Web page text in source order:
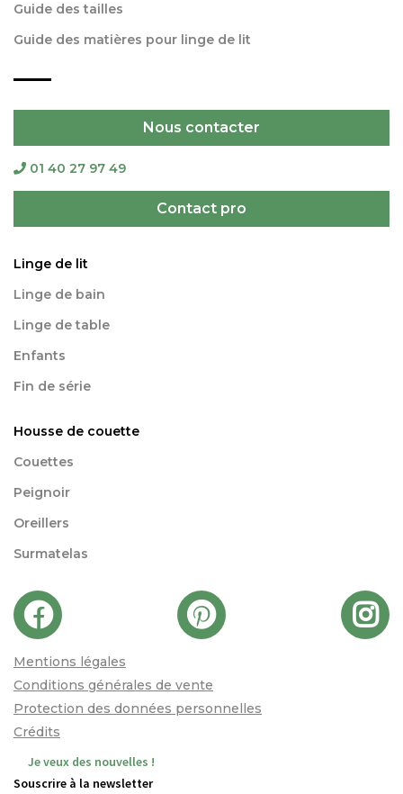
Guide des tailles
Guide des matières pour linge de lit
Nous contacter
01 40 27 97 49
Contact pro
Linge de lit
Linge de bain
Linge de table
Enfants
Fin de série
Housse de couette
Couettes
Peignoir
Oreillers
Surmatelas
Mentions légales
Conditions générales de vente
Protection des données personnelles
Crédits
Je veux des nouvelles !
Souscrire à la newsletter